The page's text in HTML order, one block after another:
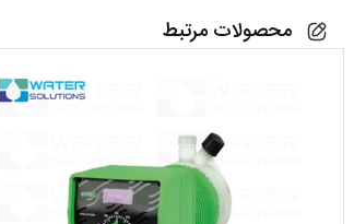
محصولات مرتبط